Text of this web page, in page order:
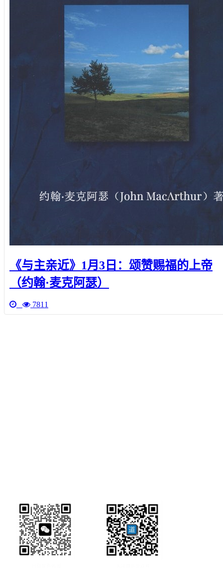
《与主亲近》1月3日：颂赞赐福的上帝
（约翰·麦克阿瑟）
7811